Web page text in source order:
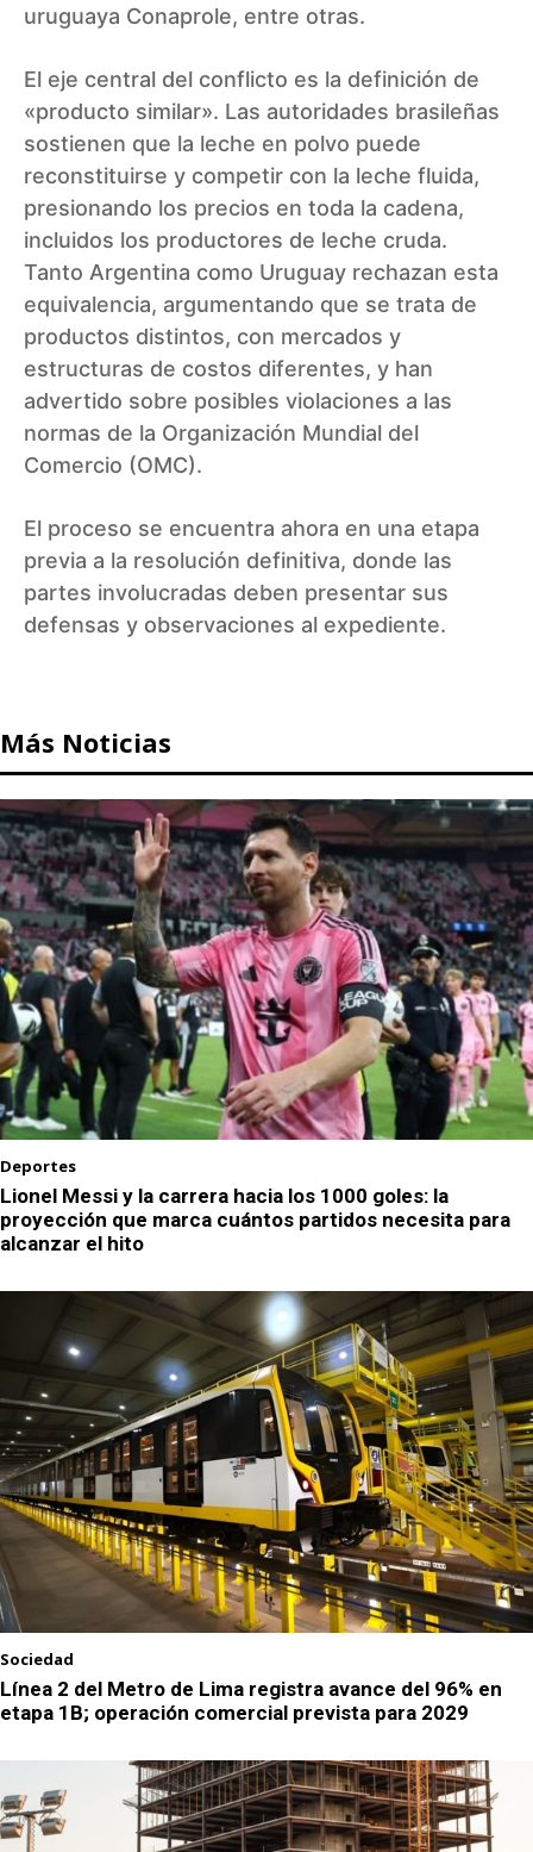
uruguaya Conaprole, entre otras.
El eje central del conflicto es la definición de
«producto similar». Las autoridades brasileñas
sostienen que la leche en polvo puede
reconstituirse y competir con la leche fluida,
presionando los precios en toda la cadena,
incluidos los productores de leche cruda.
Tanto Argentina como Uruguay rechazan esta
equivalencia, argumentando que se trata de
productos distintos, con mercados y
estructuras de costos diferentes, y han
advertido sobre posibles violaciones a las
normas de la Organización Mundial del
Comercio (OMC).
El proceso se encuentra ahora en una etapa
previa a la resolución definitiva, donde las
partes involucradas deben presentar sus
defensas y observaciones al expediente.
Más Noticias
Deportes
Lionel Messi y la carrera hacia los 1000 goles: la
proyección que marca cuántos partidos necesita para
alcanzar el hito
Sociedad
Línea 2 del Metro de Lima registra avance del 96% en
etapa 1B; operación comercial prevista para 2029